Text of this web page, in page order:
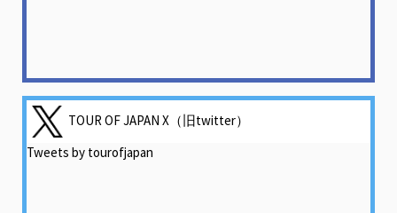
TOUR OF JAPAN X（旧twitter）
Tweets by tourofjapan